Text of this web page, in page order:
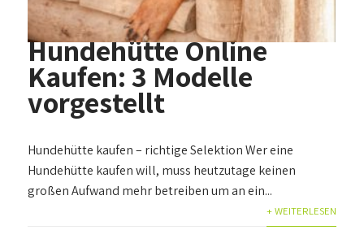
Hundehütte Online
Kaufen: 3 Modelle
vorgestellt
Hundehütte kaufen – richtige Selektion Wer eine
Hundehütte kaufen will, muss heutzutage keinen
großen Aufwand mehr betreiben um an ein...
+ WEITERLESEN